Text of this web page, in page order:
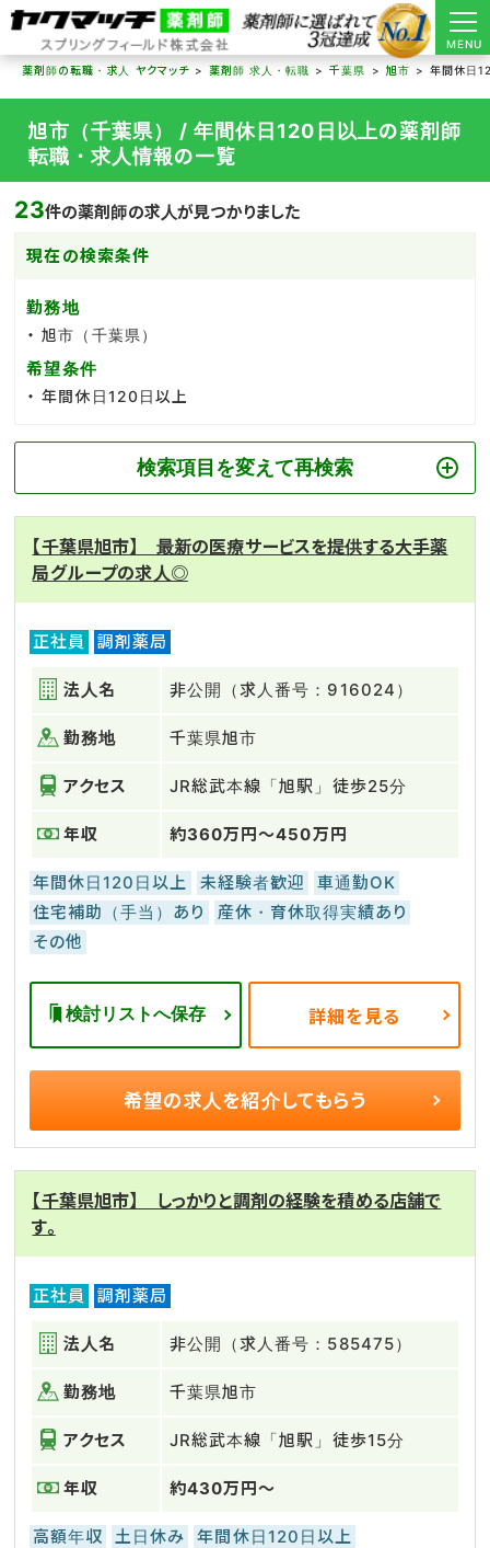
MENU
薬剤師の転職・求人 ヤクマッチ
薬剤師 求人・転職 千葉県 旭市 年間休日
旭市（千葉県） / 年間休日120日以上の薬剤師
転職・求人情報の一覧
23件の薬剤師の求人が見つかりました
現在の検索条件
勤務地
旭市（千葉県）
希望条件
年間休日120日以上
検索項目を変えて再検索
【千葉県旭市】 最新の医療サービスを提供する大手薬
局グループの求人◎
正社員 調剤薬局
法人名 非公開（求人番号：916024）
勤務地 千葉県旭市
アクセス JR総武本線「旭駅」徒歩25分
年収 約360万円～450万円
年間休日120日以上 未経験者歓迎
車通勤OK
住宅補助（手当）あり
産休・育休取得実績あり
その他
検討リストへ保存 詳細を見る
希望の求人を紹介してもらう
【千葉県旭市】 しっかりと調剤の経験を積める店舗で
す。
正社員 調剤薬局
法人名 非公開（求人番号：585475）
勤務地 千葉県旭市
アクセス JR総武本線「旭駅」徒歩15分
年収 約430万円～
高額年収 土日休み
年間休日120日以上